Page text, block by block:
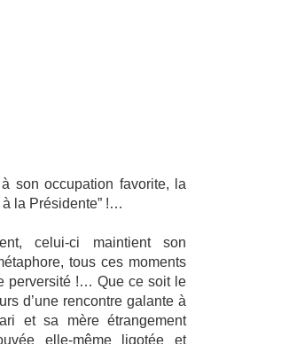
son occupation favorite, la
à la Présidente” !…
celui-ci maintient son
tous ces moments
perversité !… Que ce soit le
d’une rencontre galante à
et sa mère étrangement
elle-même ligotée et